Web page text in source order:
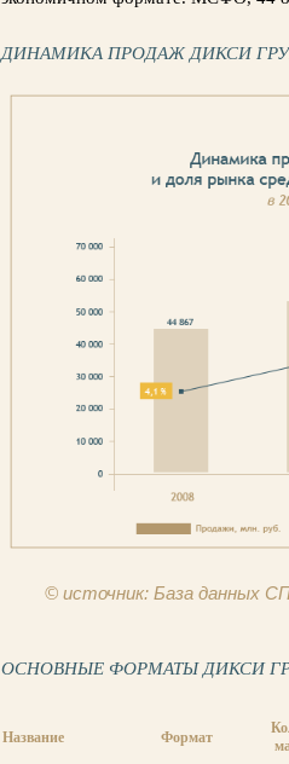
ДИНАМИКА ПРОДАЖ ДИКСИ
© источник: База данных
ОСНОВНЫЕ ФОРМАТЫ ДИКСИ
Название Формат